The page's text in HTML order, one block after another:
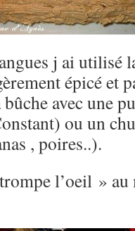
j ai utilisé
épicé et
avec une
ou un
, poires..).
l’oeil »